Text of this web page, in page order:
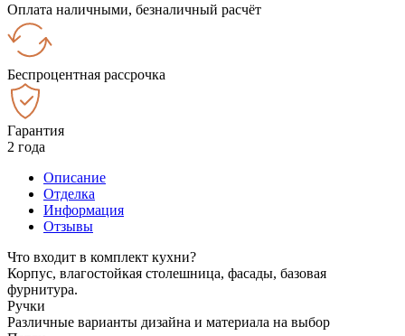
Оплата наличными, безналичный расчёт
Беспроцентная рассрочка
Гарантия
2 года
Описание
Отделка
Информация
Отзывы
Что входит в комплект кухни?
Корпус, влагостойкая столешница, фасады, базовая
фурнитура.
Ручки
Различные варианты дизайна и материала на выбор